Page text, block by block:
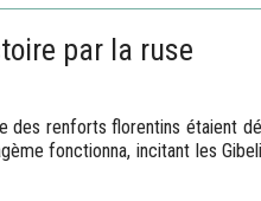
par la ruse
renforts florentins étaient
fonctionna, incitant les